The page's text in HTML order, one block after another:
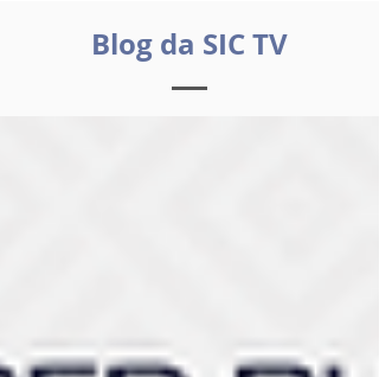
Blog da SIC TV